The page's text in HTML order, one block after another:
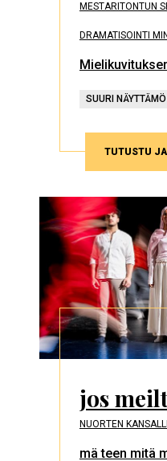
MESTARITONTUN
DRAMATISOINTI
SUURI NÄYTTÄMÖ
TUTUSTU
jos
NUORTEN
mä teen mitä